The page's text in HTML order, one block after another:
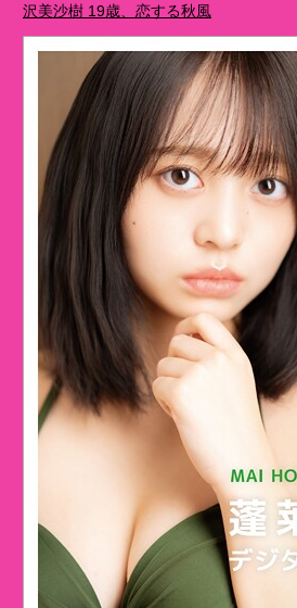
沢美沙樹 19歳、恋する秋風